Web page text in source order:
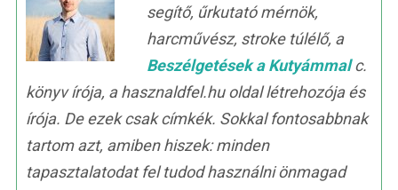
segítő, űrkutató mérnök,
harcművész, stroke túlélő, a
Beszélgetések a Kutyámmalc.
könyv írója, a hasznaldfel.hu oldal létrehozója és
írója. De ezek csak címkék. Sokkal fontosabbnak
tartom azt, amiben hiszek: minden
tapasztalatodat fel tudod használni önmagad